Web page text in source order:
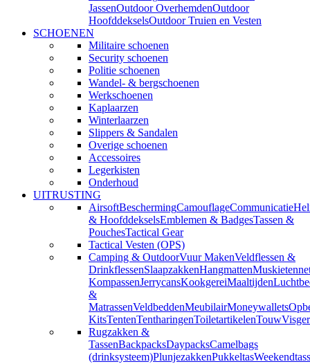
JassenOutdoor OverhemdenOutdoor
HoofddekselsOutdoor Truien en Vesten
SCHOENEN
Militaire schoenen
Security schoenen
Politie schoenen
Wandel- & bergschoenen
Werkschoenen
Kaplaarzen
Winterlaarzen
Slippers & Sandalen
Overige schoenen
Accessoires
Legerkisten
Onderhoud
UITRUSTING
AirsoftBeschermingCamouflageCommunicatie
& HoofddekselsEmblemen & BadgesTassen &
PouchesTactical Gear
Tactical Vesten (OPS)
Camping & OutdoorVuur MakenVeldflessen &
DrinkflessenSlaapzakkenHangmatten
KompassenJerrycansKookgereiMaaltijden
&
MatrassenVeldbeddenMeubilairMoneywallets
KitsTentenTentharingenToiletartikelenTouw
Rugzakken &
TassenBackpacksDaypacksCamelbags
(drinksysteem)PlunjezakkenPukkeltas